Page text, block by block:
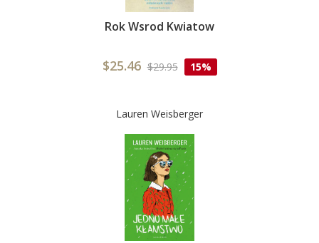
Rok Wsrod Kwiatow
$25.46 $29.95 15%
Lauren Weisberger